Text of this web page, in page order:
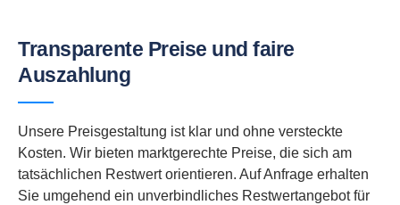
Transparente Preise und faire
Auszahlung
Unsere Preisgestaltung ist klar und ohne versteckte
Kosten. Wir bieten marktgerechte Preise, die sich am
tatsächlichen Restwert orientieren. Auf Anfrage erhalten
Sie umgehend ein unverbindliches Restwertangebot für